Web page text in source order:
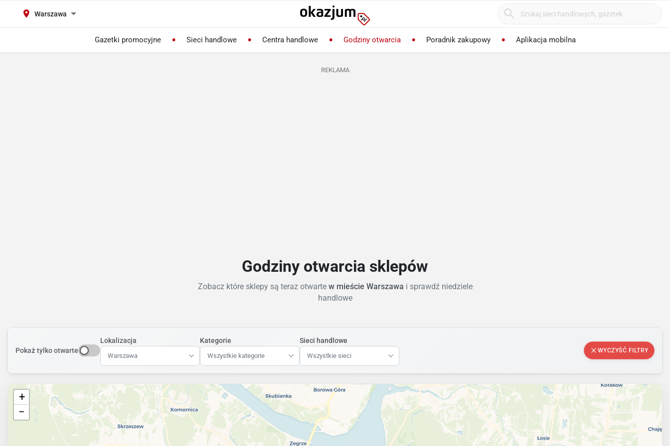
Warszawa
Gazetki promocyjne Sieci handlowe Centra handlowe Godziny otwarcia Poradnik zakupowy Aplikacja mobilna
REKLAMA
Godziny otwarcia sklepów
Zobacz które sklepy są teraz otwartew mieście Warszawa i sprawdź niedziele
handlowe
Pokaż tylko otwarte
Lokalizacja
Warszawa
Kategorie
Wszystkie kategorie
Sieci handlowe
Wszystkie sieci
WYCZYŚĆ FILTRY
+
−